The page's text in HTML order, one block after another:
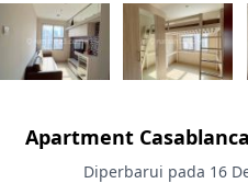
Apartment
Diperbarui pada 16